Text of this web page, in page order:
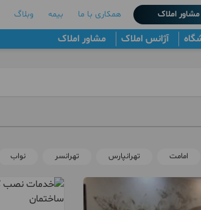
املاک همکاری با ما بیمه وبلاگ
آژانس املاک مشاور املاک
امامت تهرانپارس تهرانسر نواب